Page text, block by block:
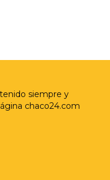
gatos en Villa
siempre y
chaco24.com